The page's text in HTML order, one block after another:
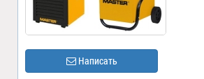
Написать